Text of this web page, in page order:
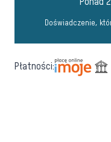
Ponad
Doświadczenie,
Płatności: